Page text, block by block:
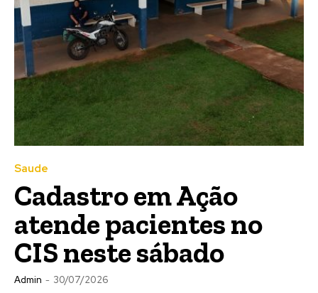
Saude
Cadastro em Ação
atende pacientes no
CIS neste sábado
Admin - 30/07/2026